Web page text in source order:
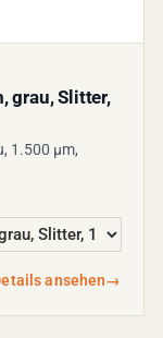
grau, Slitter,
1.500 µm,
ansehen→